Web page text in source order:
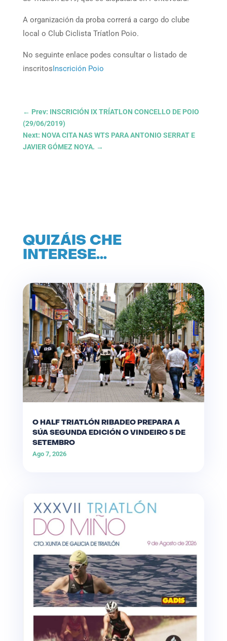
A organización da proba correrá a cargo do clube
local o Club Ciclista Tríatlon Poio.
No seguinte enlace podes consultar o listado de
inscritosInscrición Poio
← Prev: INSCRICIÓN IX TRÍATLON CONCELLO DE POIO
(29/06/2019)
Next: NOVA CITA NAS WTS PARA ANTONIO SERRAT E
JAVIER GÓMEZ NOYA. →
QUIZÁIS CHE
INTERESE…
O HALF TRIATLÓN RIBADEO PREPARA A
SÚA SEGUNDA EDICIÓN O VINDEIRO 5 DE
SETEMBRO
Ago 7, 2026